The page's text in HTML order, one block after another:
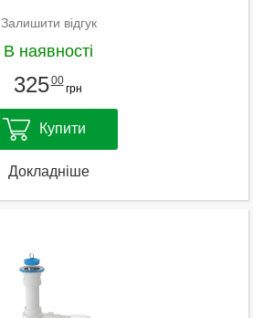
Залишити відгук
В наявності
32500
грн
Купити
Докладніше